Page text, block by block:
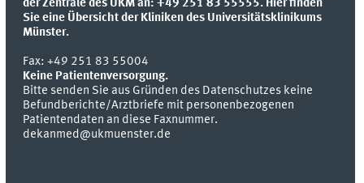
der Zentrale des UKM an: +49 251 83 55555. Hier finden
Sie eine Übersicht der Kliniken des Universitätsklinikums
Münster.
Fax:+49 251 83 55004
Keine Patientenversorgung.
Bitte senden Sie aus Gründen des Datenschutzes keine
Befundberichte/Arztbriefe mit personenbezogenen
Patientendaten an diese Faxnummer.
dekanmed@ukmuenster.de